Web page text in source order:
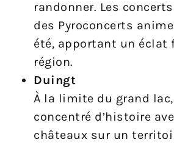
randonner. Les
des Pyroconcerts
été, apportant un éclat
région.
Duingt
À la limite du grand
concentré d’histoire
châteaux sur un